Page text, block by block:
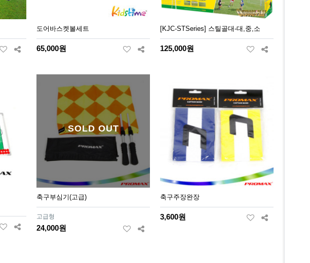
도어바스켓볼세트
65,000원
[KJC-STSeries] 스틸골대-대,중,소
125,000원
SOLD OUT
축구부심기(고급)
고급형
24,000원
축구주장완장
3,600원